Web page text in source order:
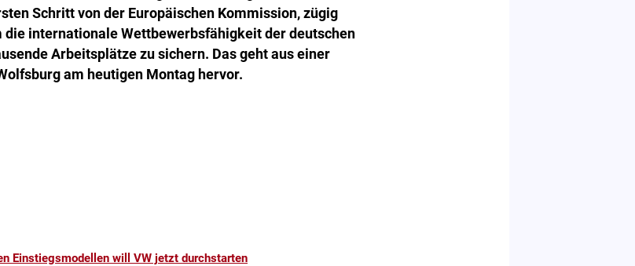
Schritt von der Europäischen Kommission, zügig
die internationale Wettbewerbsfähigkeit der deutschen
Arbeitsplätze zu sichern. Das geht aus einer
am heutigen Montag hervor.
Einstiegsmodellen will VW jetzt durchstarten